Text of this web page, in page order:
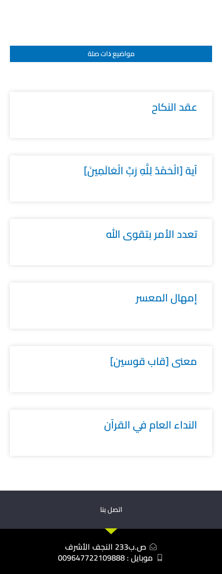
مواضيع ﺫات صلة
عقد النكاح
آية [الْحَمْدُ لِلَّهِ رَبِّ الْعَالَمِينَ]
تعدد الأمر بتقوى الله
إمهال المعسر
معنى [قاب قوسين]
النداء العام في القرآن
اتصل بنا
ص.ب233 النجف الأشرف
موبايل : 009647722109888